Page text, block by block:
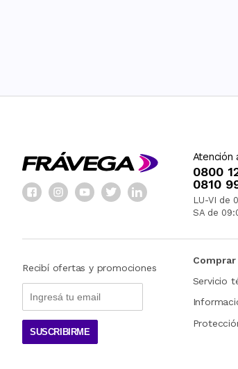
Atención
0800
0810
LU-VI de
SA de
Recibí ofertas y promociones
SUSCRIBIRME
Servicio